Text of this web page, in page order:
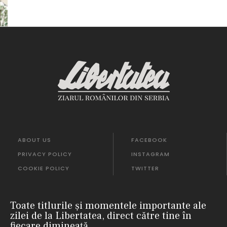
ABOUT US
PRIVACY POLICY
COOKIE POLICY
FACEBOOK
INSTAGRAM
TWITTER
Toate titlurile și momentele importante ale
zilei de la Libertatea, direct către tine în